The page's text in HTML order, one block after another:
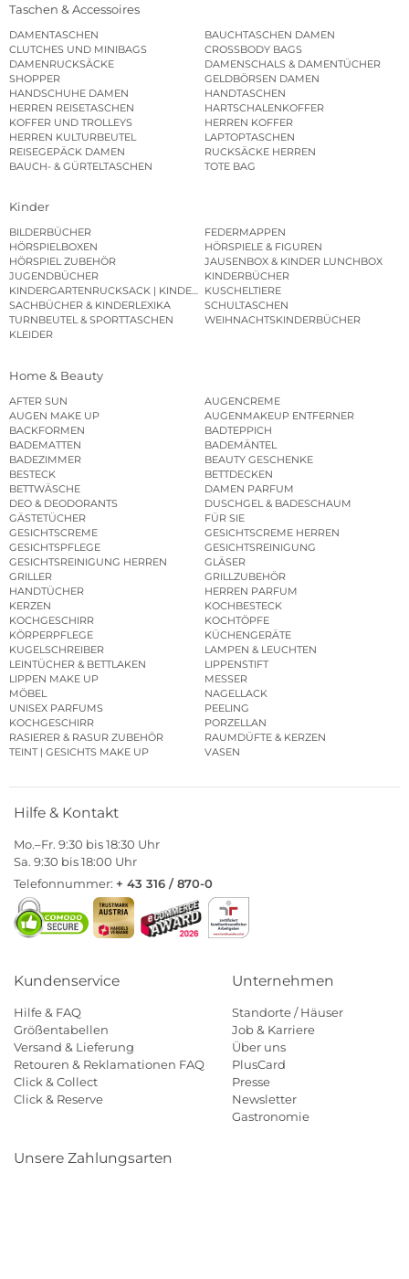
Taschen & Accessoires
DAMENTASCHEN
BAUCHTASCHEN DAMEN
CLUTCHES UND MINIBAGS
CROSSBODY BAGS
DAMENRUCKSÄCKE
DAMENSCHALS & DAMENTÜCHER
SHOPPER
GELDBÖRSEN DAMEN
HANDSCHUHE DAMEN
HANDTASCHEN
HERREN REISETASCHEN
HARTSCHALENKOFFER
KOFFER UND TROLLEYS
HERREN KOFFER
HERREN KULTURBEUTEL
LAPTOPTASCHEN
REISEGEPÄCK DAMEN
RUCKSÄCKE HERREN
BAUCH- & GÜRTELTASCHEN
TOTE BAG
Kinder
BILDERBÜCHER
FEDERMAPPEN
HÖRSPIELBOXEN
HÖRSPIELE & FIGUREN
HÖRSPIEL ZUBEHÖR
JAUSENBOX & KINDER LUNCHBOX
JUGENDBÜCHER
KINDERBÜCHER
KINDERGARTENRUCKSACK | KINDERGARTENBEUTEL
KUSCHELTIERE
SACHBÜCHER & KINDERLEXIKA
SCHULTASCHEN
TURNBEUTEL & SPORTTASCHEN
WEIHNACHTSKINDERBÜCHER
KLEIDER
Home & Beauty
AFTER SUN
AUGENCREME
AUGEN MAKE UP
AUGENMAKEUP ENTFERNER
BACKFORMEN
BADTEPPICH
BADEMATTEN
BADEMÄNTEL
BADEZIMMER
BEAUTY GESCHENKE
BESTECK
BETTDECKEN
BETTWÄSCHE
DAMEN PARFUM
DEO & DEODORANTS
DUSCHGEL & BADESCHAUM
GÄSTETÜCHER
FÜR SIE
GESICHTSCREME
GESICHTSCREME HERREN
GESICHTSPFLEGE
GESICHTSREINIGUNG
GESICHTSREINIGUNG HERREN
GLÄSER
GRILLER
GRILLZUBEHÖR
HANDTÜCHER
HERREN PARFUM
KERZEN
KOCHBESTECK
KOCHGESCHIRR
KOCHTÖPFE
KÖRPERPFLEGE
KÜCHENGERÄTE
KUGELSCHREIBER
LAMPEN & LEUCHTEN
LEINTÜCHER & BETTLAKEN
LIPPENSTIFT
LIPPEN MAKE UP
MESSER
MÖBEL
NAGELLACK
UNISEX PARFUMS
PEELING
KOCHGESCHIRR
PORZELLAN
RASIERER & RASUR ZUBEHÖR
RAUMDÜFTE & KERZEN
TEINT | GESICHTS MAKE UP
VASEN
Hilfe & Kontakt
Mo.–Fr. 9:30 bis 18:30 Uhr
Sa. 9:30 bis 18:00 Uhr
Telefonnummer: + 43 316 / 870-0
Kundenservice
Hilfe & FAQ
Größentabellen
Versand & Lieferung
Retouren & Reklamationen FAQ
Click & Collect
Click & Reserve
Unternehmen
Standorte / Häuser
Job & Karriere
Über uns
PlusCard
Presse
Newsletter
Gastronomie
Unsere Zahlungsarten